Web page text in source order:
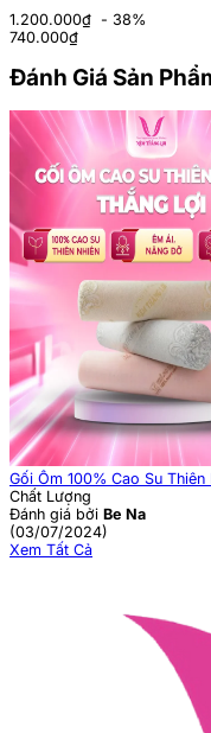
1.200.000₫ - 38%
740.000₫
Đánh Giá Sản
Gối Ôm 100% Cao Su
Chất Lượng
Đánh giá bởi Be Na
(03/07/2024)
Xem Tất Cả